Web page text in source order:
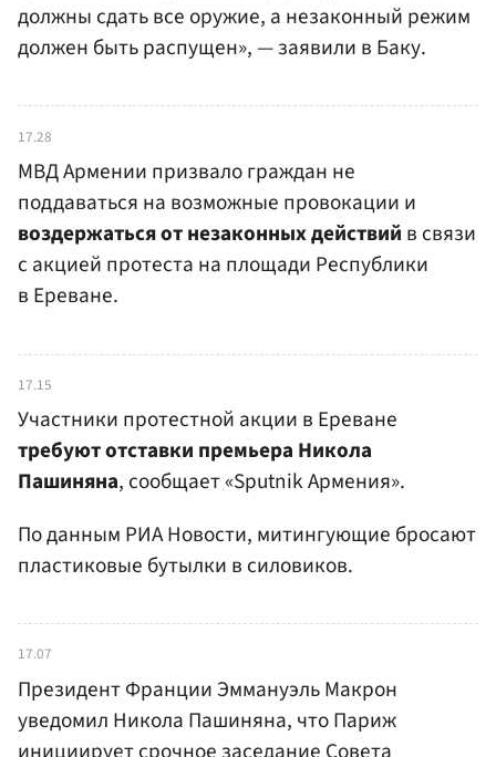
должны сдать все оружие, а незаконный режим
должен быть распущен», — заявили в Баку.
17.28
МВД Армении призвало граждан не
поддаваться на возможные провокации и
воздержаться от незаконных действий в связи
с акцией протеста на площади Республики
в Ереване.
17.15
Участники протестной акции в Ереване
требуют отставки премьера Никола
Пашиняна, сообщает «Sputnik Армения».
По данным РИА Новости, митингующие бросают
пластиковые бутылки в силовиков.
17.07
Президент Франции Эммануэль Макрон
уведомил Никола Пашиняна, что Париж